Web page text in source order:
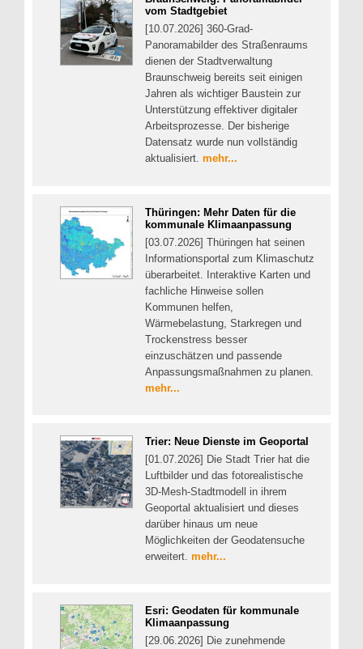
vom Stadtgebiet
[10.07.2026] 360-Grad-
Panoramabilder des Straßenraums
dienen der Stadtverwaltung
Braunschweig bereits seit einigen
Jahren als wichtiger Baustein zur
Unterstützung effektiver digitaler
Arbeitsprozesse. Der bisherige
Datensatz wurde nun vollständig
aktualisiert. mehr...
Thüringen: Mehr Daten für die
kommunale Klimaanpassung
[03.07.2026] Thüringen hat seinen
Informationsportal zum Klimaschutz
überarbeitet. Interaktive Karten und
fachliche Hinweise sollen
Kommunen helfen,
Wärmebelastung, Starkregen und
Trockenstress besser
einzuschätzen und passende
Anpassungsmaßnahmen zu planen.
mehr...
Trier: Neue Dienste im Geoportal
[01.07.2026] Die Stadt Trier hat die
Luftbilder und das fotorealistische
3D-Mesh-Stadtmodell in ihrem
Geoportal aktualisiert und dieses
darüber hinaus um neue
Möglichkeiten der Geodatensuche
erweitert. mehr...
Esri: Geodaten für kommunale
Klimaanpassung
[29.06.2026] Die zunehmende